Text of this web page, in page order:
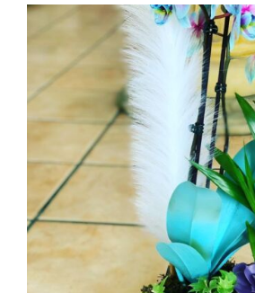
AÑADIR AL CARRITO
DETALLES